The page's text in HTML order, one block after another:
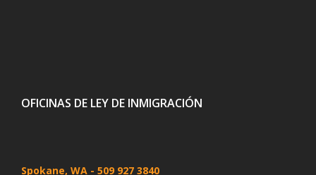
OFICINAS DE LEY DE INMIGRACIÓN
Spokane, WA - 509 927 3840